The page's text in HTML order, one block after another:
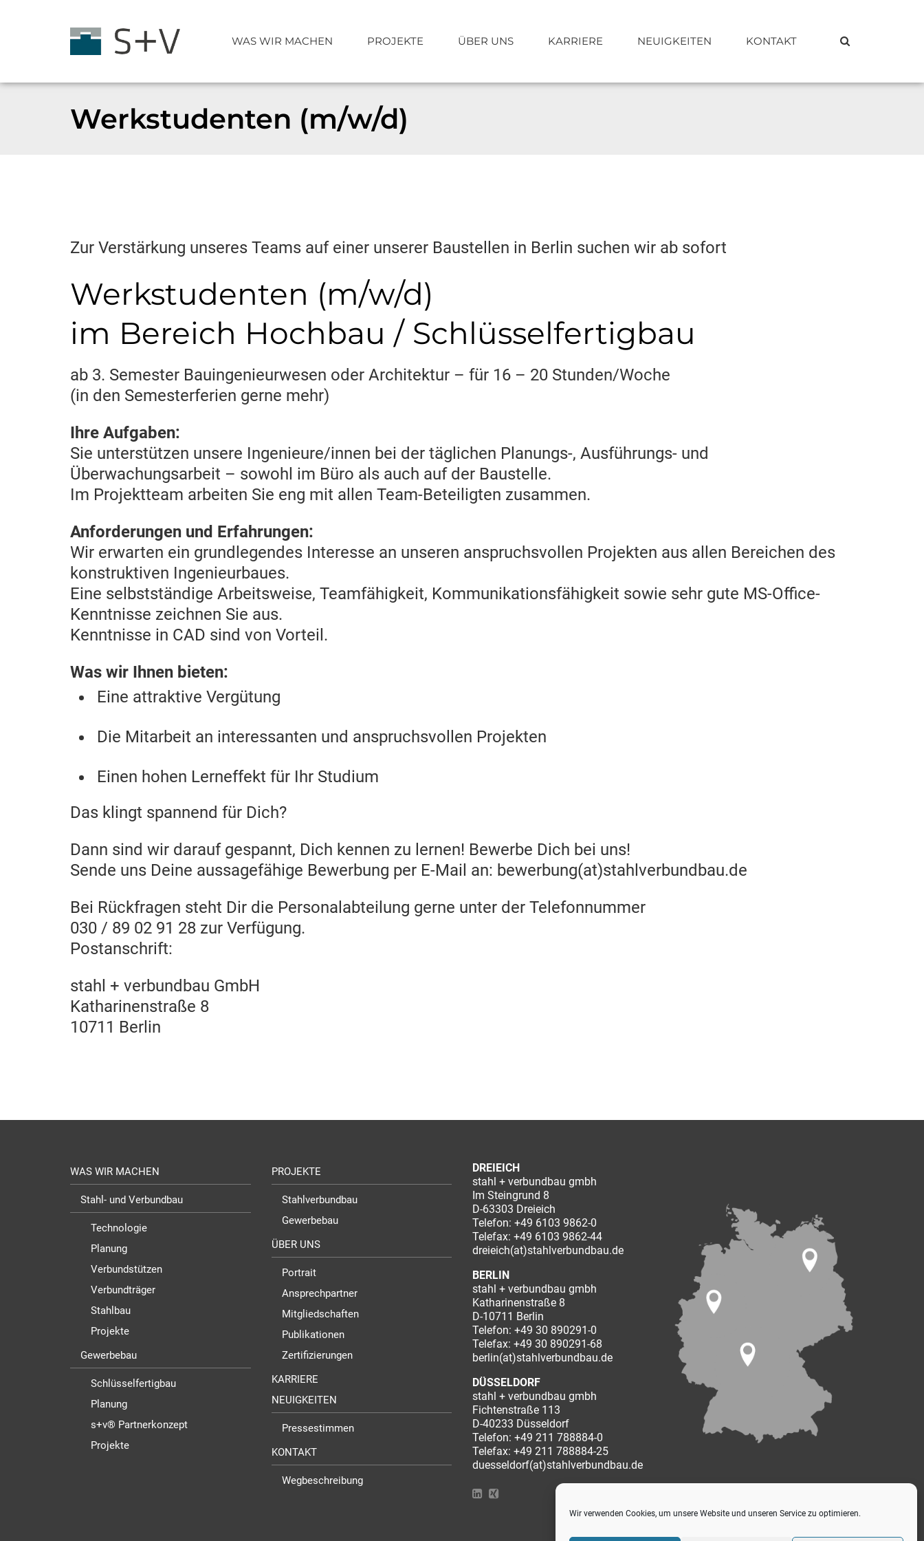
Wir verwenden Cookies, um unsere Website und unseren Service zu optimieren.
WAS WIR MACHEN
Verbundträger Projekte
PROJEKTE ÜBER UNS KARRIERE NEUIGKEITEN KONTAKT
Werkstudenten (m/w/d)
Zur Verstärkung unseres Teams auf einer unserer Baustellen in Berlin suchen wir ab sofort
Werkstudenten (m/w/d)
im Bereich Hochbau / Schlüsselfertigbau
ab 3. Semester Bauingenieurwesen oder Architektur – für 16 – 20 Stunden/Woche
(in den Semesterferien gerne mehr)
Ihre Aufgaben:
Sie unterstützen unsere Ingenieure/innen bei der täglichen Planungs-, Ausführungs- und
Überwachungsarbeit – sowohl im Büro als auch auf der Baustelle.
Im Projektteam arbeiten Sie eng mit allen Team-Beteiligten zusammen.
Anforderungen und Erfahrungen:
Wir erwarten ein grundlegendes Interesse an unseren anspruchsvollen Projekten aus allen Bereichen des
konstruktiven Ingenieurbaues.
Eine selbstständige Arbeitsweise, Teamfähigkeit, Kommunikationsfähigkeit sowie sehr gute MS-Office-
Kenntnisse zeichnen Sie aus.
Kenntnisse in CAD sind von Vorteil.
Was wir Ihnen bieten:
Eine attraktive Vergütung
Die Mitarbeit an interessanten und anspruchsvollen Projekten
Einen hohen Lerneffekt für Ihr Studium
Das klingt spannend für Dich?
Dann sind wir darauf gespannt, Dich kennen zu lernen! Bewerbe Dich bei uns!
Sende uns Deine aussagefähige Bewerbung per E-Mail an: bewerbung(at)stahlverbundbau.de
Bei Rückfragen steht Dir die Personalabteilung gerne unter der Telefonnummer
030 / 89 02 91 28 zur Verfügung.
Postanschrift:
stahl + verbundbau GmbH
Katharinenstraße 8
10711 Berlin
WAS WIR MACHEN
Stahl- und Verbundbau
Technologie
Planung
Verbundstützen
Verbundträger
Stahlbau
Projekte
Gewerbebau
Schlüsselfertigbau
Planung
s+v® Partnerkonzept
Projekte
PROJEKTE
Stahlverbundbau
Gewerbebau
ÜBER UNS
Portrait
Ansprechpartner
Mitgliedschaften
Publikationen
Zertifizierungen
KARRIERE
NEUIGKEITEN
Pressestimmen
KONTAKT
Wegbeschreibung
DREIEICH
stahl + verbundbau gmbh
Im Steingrund 8
D-63303 Dreieich
Telefon: +49 6103 9862-0
Telefax: +49 6103 9862-44
dreieich(at)stahlverbundbau.de
BERLIN
stahl + verbundbau gmbh
Katharinenstraße 8
D-10711 Berlin
Telefon: +49 30 890291-0
Telefax: +49 30 890291-68
berlin(at)stahlverbundbau.de
DÜSSELDORF
stahl + verbundbau gmbh
Fichtenstraße 113
D-40233 Düsseldorf
Telefon: +49 211 788884-0
Telefax: +49 211 788884-25
duesseldorf(at)stahlverbundbau.de